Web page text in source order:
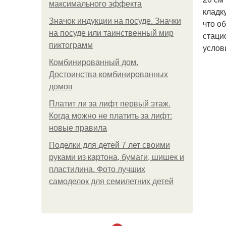
максимального эффекта
Значок индукции на посуде. Значки
на посуде или таинственный мир
пиктограмм
Комбинированный дом.
Достоинства комбинированных
домов
Платит ли за лифт первый этаж.
Когда можно не платить за лифт:
новые правила
Поделки для детей 7 лет своими
руками из картона, бумаги, шишек и
пластилина. Фото лучших
самоделок для семилетних детей
что